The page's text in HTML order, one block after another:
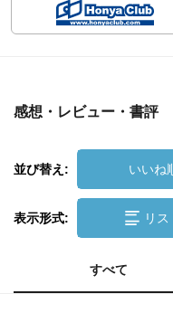
感想・レビュー・書評
並び替え: いいね
表示形式: リス
すべて